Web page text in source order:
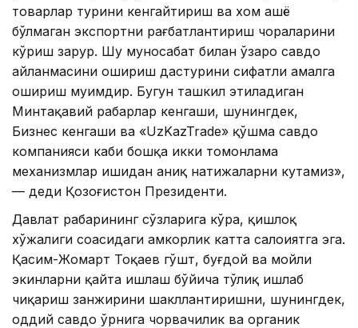
товарлар турини кенгайтириш ва хом ашё
бўлмаган экспортни рағбатлантириш чораларини
кўриш зарур. Шу муносабат билан ўзаро савдо
айланмасини ошириш дастурини сифатли амалга
ошириш муҳимдир. Бугун ташкил этиладиган
Минтақавий раҳбарлар кенгаши, шунингдек,
Бизнес кенгаши ва «UzKazTrade» қўшма савдо
компанияси каби бошқа икки томонлама
механизмлар ишидан аниқ натижаларни кутамиз»,
— деди Қозоғистон Президенти.
Давлат раҳбарининг сўзларига кўра, қишлоқ
хўжалиги соҳасидаги ҳамкорлик катта салоҳиятга эга.
Қасим-Жомарт Тоқаев гўшт, буғдой ва мойли
экинларни қайта ишлаш бўйича тўлиқ ишлаб
чиқариш занжирини шакллантиришни, шунингдек,
оддий савдо ўрнига чорвачилик ва органик